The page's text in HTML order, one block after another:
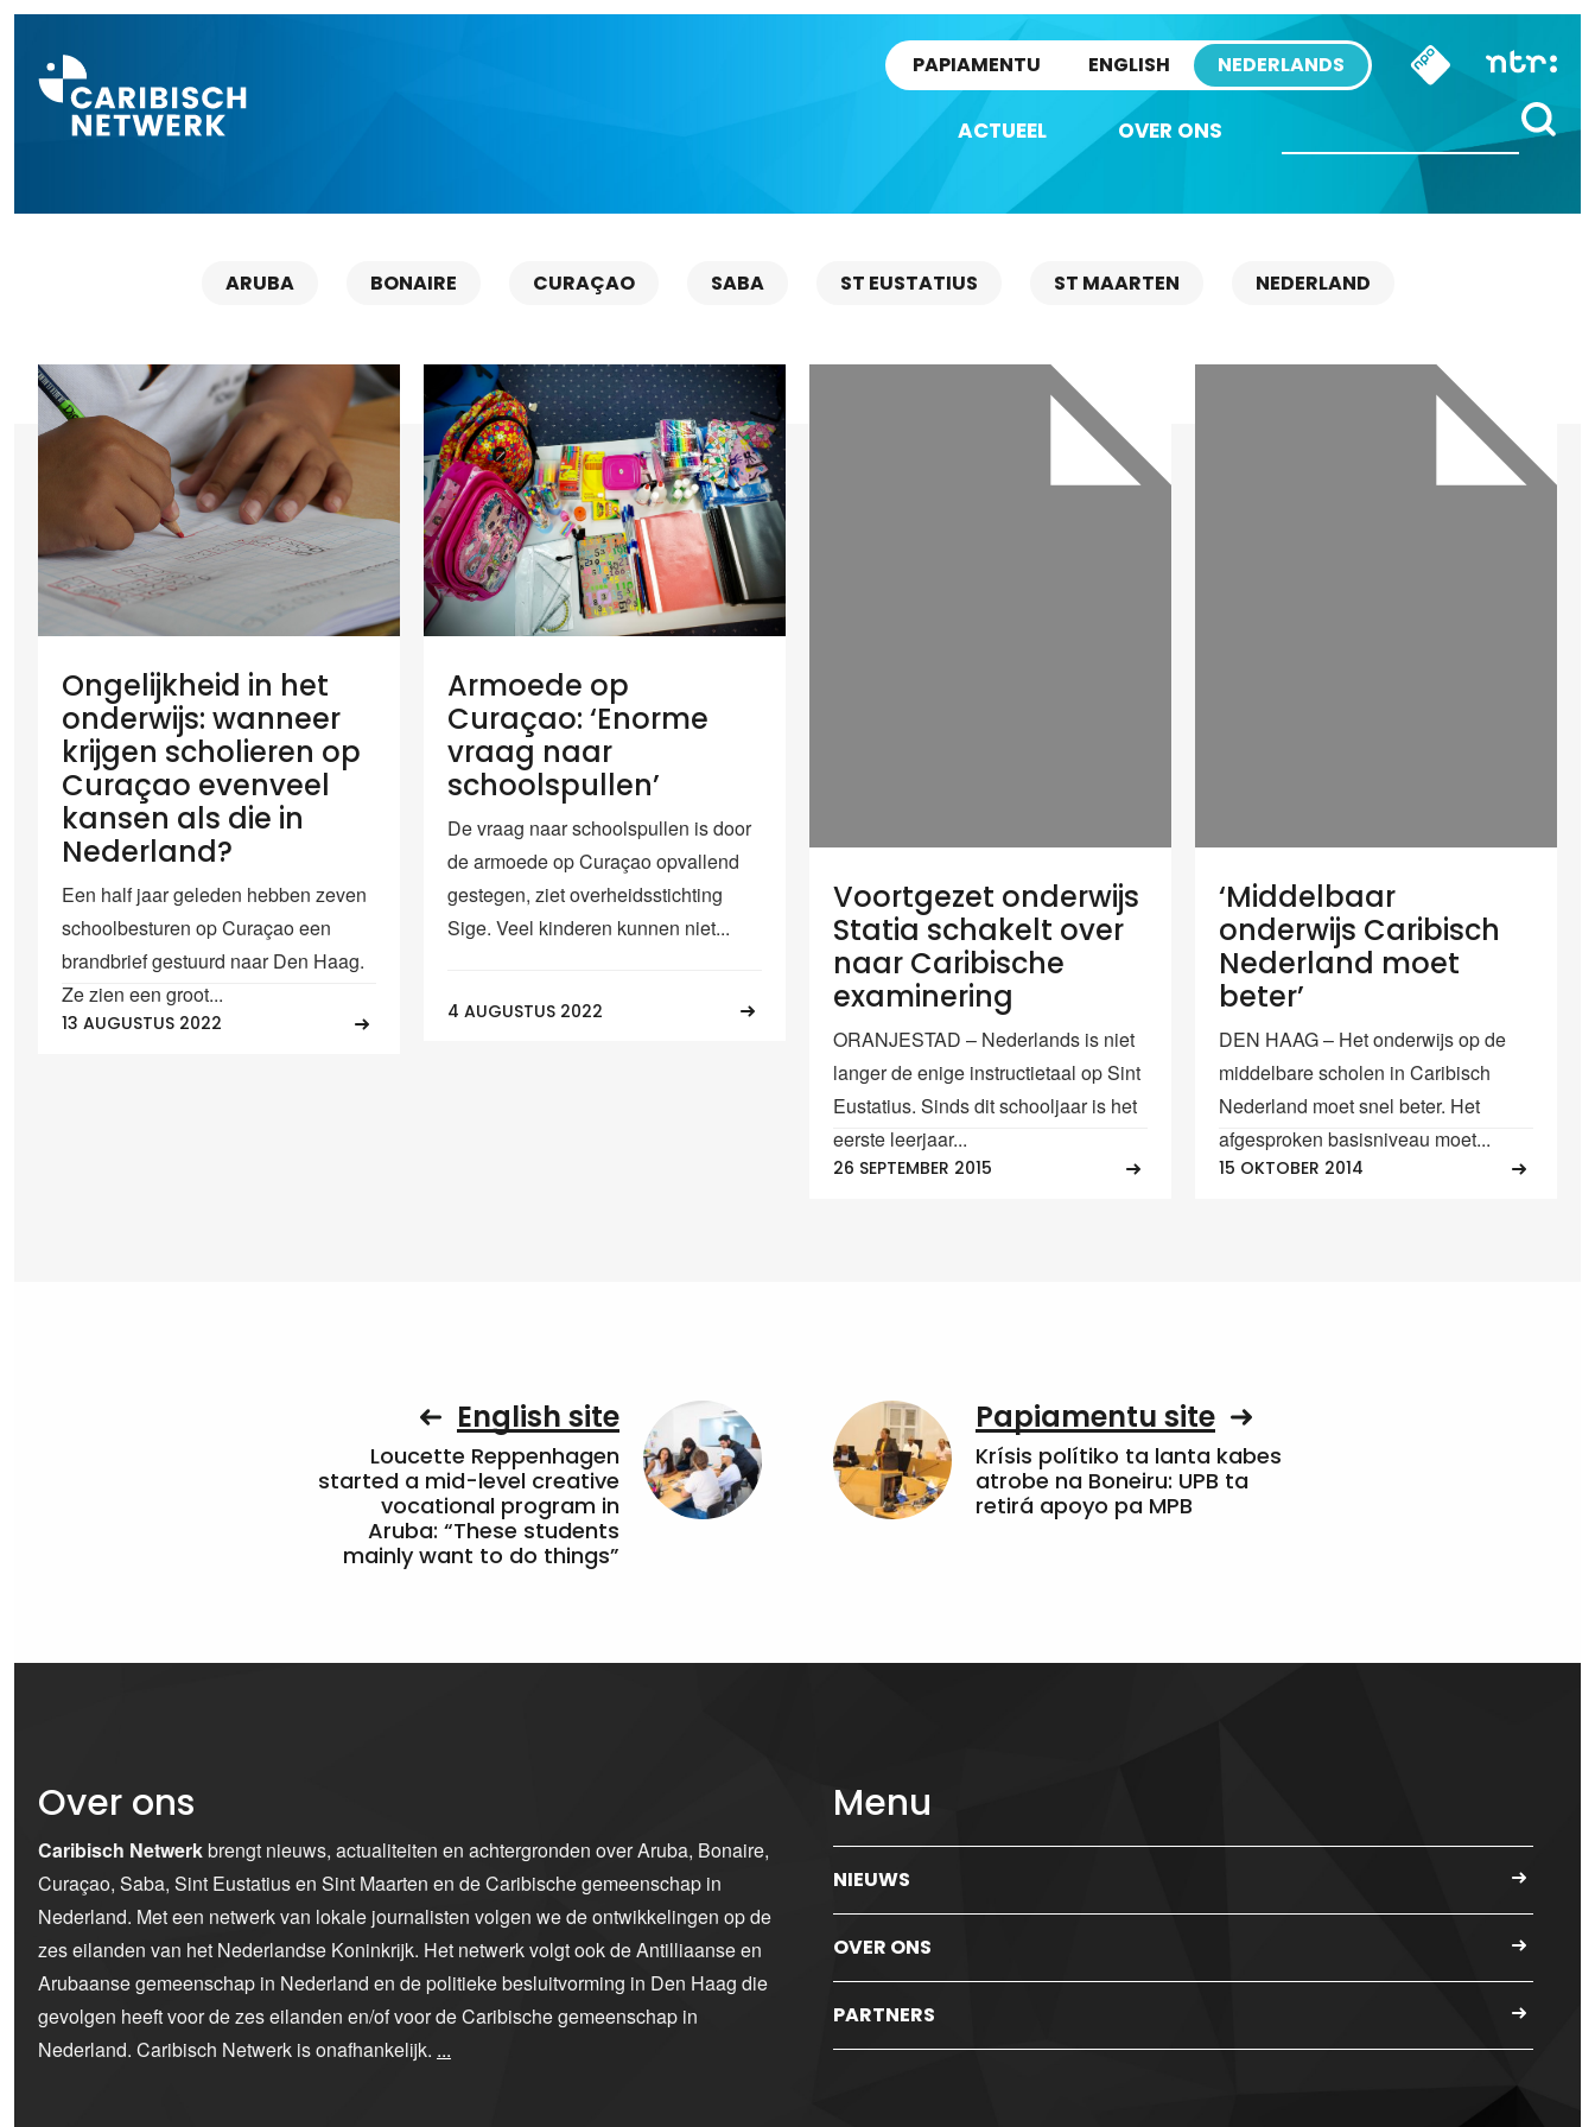
PAPIAMENTU ENGLISH NEDERLANDS
ACTUEEL OVER ONS
ARUBA BONAIRE CURAÇAO SABA ST EUSTATIUS ST MAARTEN NEDERLAND
Ongelijkheid in het
onderwijs: wanneer
krijgen scholieren op
Curaçao evenveel
kansen als die in
Nederland?
Een half jaar geleden hebben zeven
schoolbesturen op Curaçao een
brandbrief gestuurd naar Den Haag.
Ze zien een groot...
13 AUGUSTUS 2022
Armoede op
Curaçao: ‘Enorme
vraag naar
schoolspullen’
De vraag naar schoolspullen is door
de armoede op Curaçao opvallend
gestegen, ziet overheidsstichting
Sige. Veel kinderen kunnen niet...
4 AUGUSTUS 2022
Voortgezet onderwijs
Statia schakelt over
naar Caribische
examinering
ORANJESTAD – Nederlands is niet
langer de enige instructietaal op Sint
Eustatius. Sinds dit schooljaar is het
eerste leerjaar...
26 SEPTEMBER 2015
‘Middelbaar
onderwijs Caribisch
Nederland moet
beter’
DEN HAAG – Het onderwijs op de
middelbare scholen in Caribisch
Nederland moet snel beter. Het
afgesproken basisniveau moet...
15 OKTOBER 2014
English site
Loucette Reppenhagen
started a mid-level creative
vocational program in
Aruba: “These students
mainly want to do things”
Papiamentu site
Krísis polítiko ta lanta kabes
atrobe na Boneiru: UPB ta
retirá apoyo pa MPB
Over ons
Caribisch Netwerkbrengt nieuws, actualiteiten en achtergronden over Aruba, Bonaire,
Curaçao, Saba, Sint Eustatius en Sint Maarten en de Caribische gemeenschap in
Nederland. Met een netwerk van lokale journalisten volgen we de ontwikkelingen op de
zes eilanden van het Nederlandse Koninkrijk. Het netwerk volgt ook de Antilliaanse en
Arubaanse gemeenschap in Nederland en de politieke besluitvorming in Den Haag die
gevolgen heeft voor de zes eilanden en/of voor de Caribische gemeenschap in
Nederland. Caribisch Netwerk is onafhankelijk. ...
Menu
NIEUWS
OVER ONS
PARTNERS